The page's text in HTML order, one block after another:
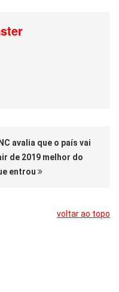
avalia que o país vai
de 2019 melhor do
entrou
voltar ao topo